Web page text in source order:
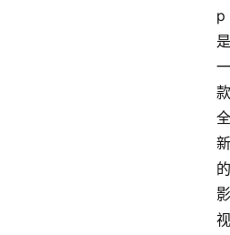
p
是
一
款
全
新
的
影
视